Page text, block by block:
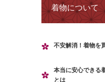
着物について
不安解消！着物を
本当に安心できる
とは